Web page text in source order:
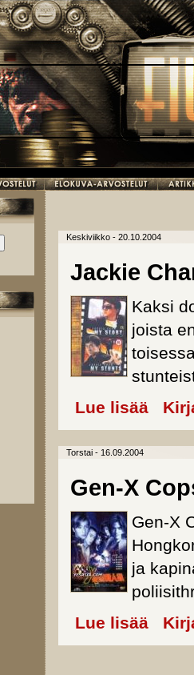
Keskiviikko - 20.10.2004
Jackie
Kaksi
joista
Lue lisää about
Torstai - 16.09.2004
Gen-X
Gen-X
ja
Lue lisää about